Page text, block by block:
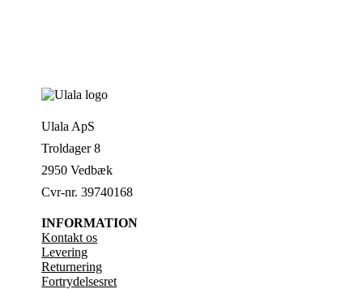
Ulala ApS
Troldager 8
2950 Vedbæk
Cvr-nr. 39740168
INFORMATION
Kontakt os
Levering
Returnering
Fortrydelsesret